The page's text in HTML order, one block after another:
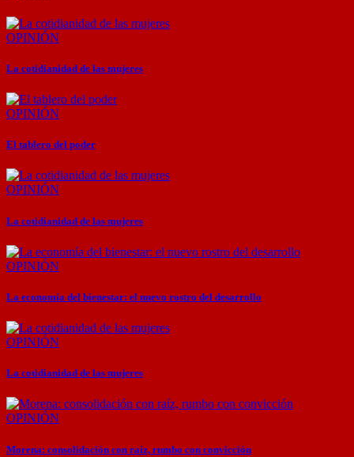
OPINIÓN
La cotidianidad de las mujeres
OPINIÓN
El tablero del poder
OPINIÓN
La cotidianidad de las mujeres
OPINIÓN
La economía del bienestar: el nuevo rostro del desarrollo
OPINIÓN
La cotidianidad de las mujeres
OPINIÓN
Morena: consolidación con raíz, rumbo con convicción